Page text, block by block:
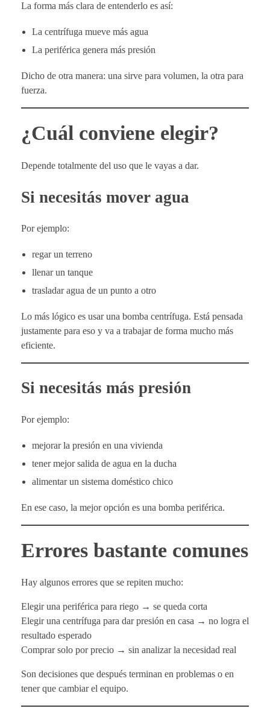
La forma más clara de entenderlo es así:
La centrífuga mueve más agua
La periférica genera más presión
Dicho de otra manera: una sirve para volumen, la otra para
fuerza.
¿Cuál conviene elegir?
Depende totalmente del uso que le vayas a dar.
Si necesitás mover agua
Por ejemplo:
regar un terreno
llenar un tanque
trasladar agua de un punto a otro
Lo más lógico es usar una bomba centrífuga. Está pensada
justamente para eso y va a trabajar de forma mucho más
eficiente.
Si necesitás más presión
Por ejemplo:
mejorar la presión en una vivienda
tener mejor salida de agua en la ducha
alimentar un sistema doméstico chico
En ese caso, la mejor opción es una bomba periférica.
Errores bastante comunes
Hay algunos errores que se repiten mucho:
Elegir una periférica para riego → se queda corta
Elegir una centrífuga para dar presión en casa → no logra el
resultado esperado
Comprar solo por precio → sin analizar la necesidad real
Son decisiones que después terminan en problemas o en
tener que cambiar el equipo.